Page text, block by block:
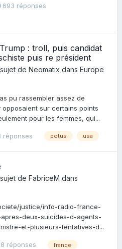
693 réponses
: troll, puis candidat
puis re président
de Neomatix dans Europe
pu rassembler assez de
sur certains points
pour les femmes, qui...
réponses potus usa
de FabriceM dans
justice/info-radio-france-
deux-suicides-d-agents-
et-plusieurs-tentatives-d...
réponses france